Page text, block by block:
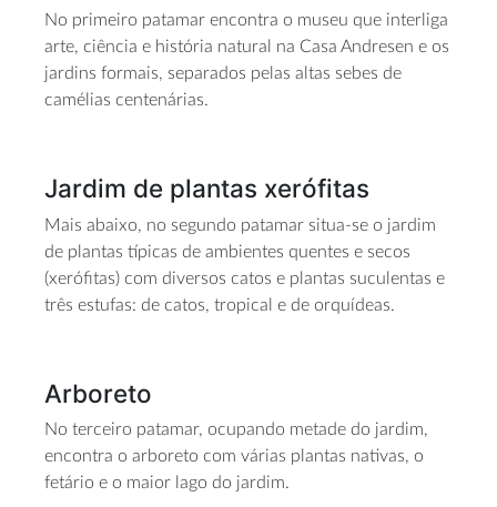
No primeiro patamar encontra o museu que interliga
arte, ciência e história natural na Casa Andresen e os
jardins formais, separados pelas altas sebes de
camélias centenárias.
Jardim de plantas xerófitas
Mais abaixo, no segundo patamar situa-se o jardim
de plantas típicas de ambientes quentes e secos
(xerófitas) com diversos catos e plantas suculentas e
três estufas: de catos, tropical e de orquídeas.
Arboreto
No terceiro patamar, ocupando metade do jardim,
encontra o arboreto com várias plantas nativas, o
fetário e o maior lago do jardim.